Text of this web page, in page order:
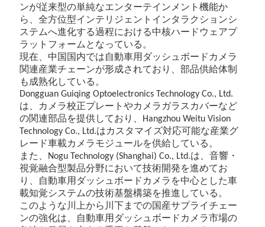
ンが従来型の単純なエンターテインメント機能か
ら、全方位型インテリジェントインタラクションシ
ステムへ進化する過程における中核ハードウェアプ
ラットフォームとなっている。
現在、中国国内では自動車用ダッシュボードカメラ
関連産業チェーンが形成されており、部品供給体制
も成熟化している。
Dongguan Guiqing Optoelectronics Technology Co., Ltd.
は、カメラ校正プレートやカメラガラスカバーなど
の関連部品を提供しており、
Hangzhou Weitu Vision
Technology Co., Ltd.はカスタマイズ対応可能な産業グ
レード車載カメラモジュールを供給している。
また、
Nogu Technology (Shanghai) Co., Ltd.は、音響・
視覚融合型製品分野において技術開発を進めてお
り、自動車用ダッシュボードカメラを中心とした車
載知覚システムの技術基盤構築を推進している。
このような川上から川下までの国産サプライチェー
ンの強化は、自動車用ダッシュボードカメラ市場の